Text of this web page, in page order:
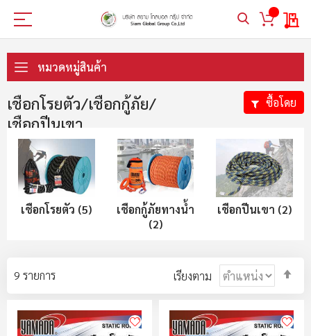
My
ไป
ที่
หมวดหมู่สินค้า
เชือกโรยตัว/เชือกกู้ภัย/
เชือกปีนเขา
เชือกโรยตัว (5)
เชือกกู้ภัยทางน้ำ
(2)
เชือกปีนเขา (2)
9 รายการ เรียงตาม
ซื้อโดย